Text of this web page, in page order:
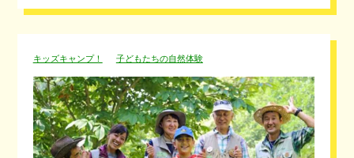
キッズキャンプ！ 子どもたちの自然体験